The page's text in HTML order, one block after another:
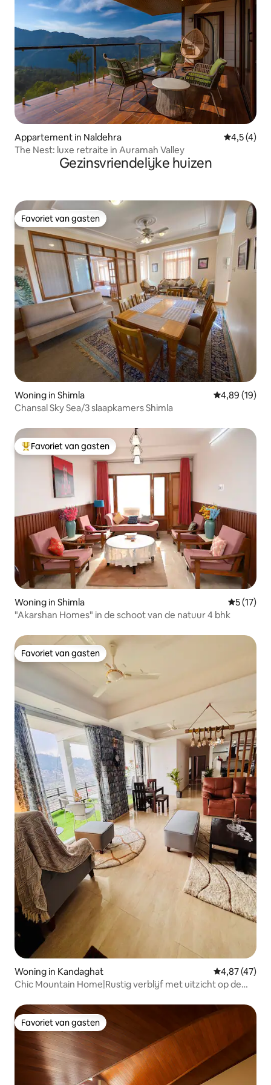
Appartement in Naldehra
4,5 (4)
The Nest: luxe retraite in Auramah Valley
Gezinsvriendelijke huizen
Favoriet van gasten
Favoriet van gasten
Woning in Shimla Gemiddelde
4,89 (19)
Chansal Sky Sea/3 slaapkamers Shimla
Topfavoriet van gasten
Favoriet van gasten
Woning in Shimla
5 (17)
"Akarshan Homes" in de schoot van de natuur 4 bhk
Favoriet van gasten
Favoriet van gasten
Woning in Kandaghat Gemiddelde
4,87 (47)
Chic Mountain Home|Rustig verblijf met uitzicht op de
Favoriet van gasten
Favoriet van gasten